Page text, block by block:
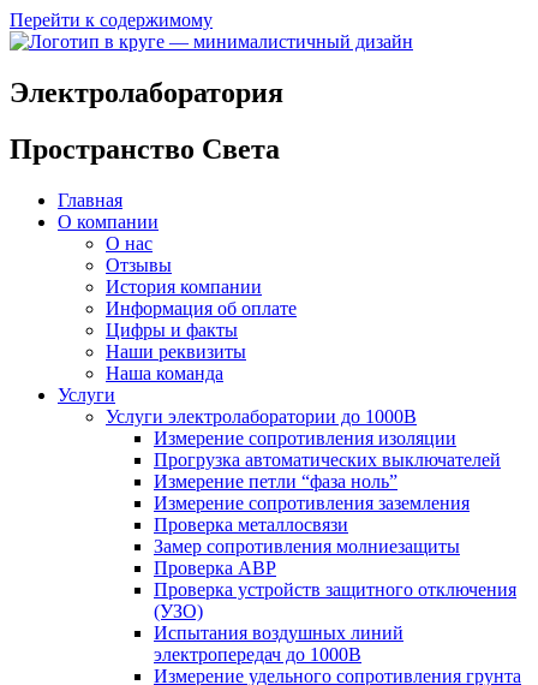
Перейти к содержимому
Электролаборатория
Пространство Света
Главная
О компании
О нас
Отзывы
История компании
Информация об оплате
Цифры и факты
Наши реквизиты
Наша команда
Услуги
Услуги электролаборатории до 1000В
Измерение сопротивления изоляции
Прогрузка автоматических выключателей
Измерение петли “фаза ноль”
Измерение сопротивления заземления
Проверка металлосвязи
Замер сопротивления молниезащиты
Проверка АВР
Проверка устройств защитного отключения
(УЗО)
Испытания воздушных линий
электропередач до 1000В
Измерение удельного сопротивления грунта